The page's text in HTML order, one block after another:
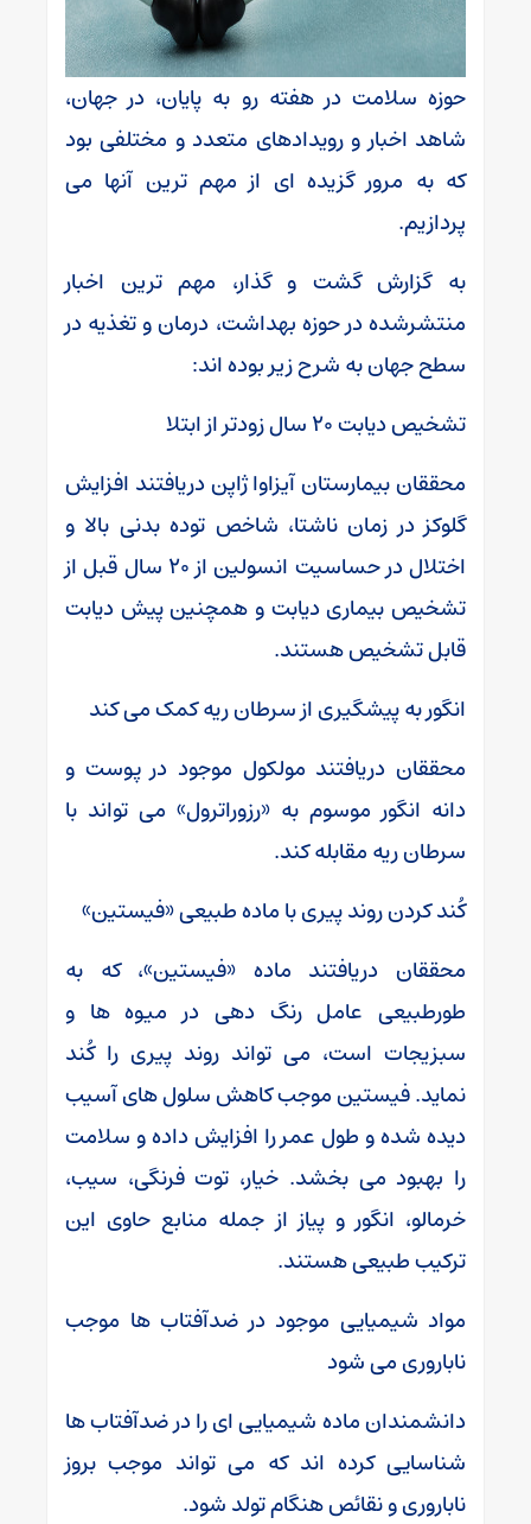
حوزه سلامت در هفته رو به پایان، در جهان،
شاهد اخبار و رویدادهای متعدد و مختلفی بود
که به مرور گزیده ای از مهم ترین آنها می
پردازیم.
به گزارش گشت و گذار، مهم ترین اخبار
منتشرشده در حوزه بهداشت، درمان و تغذیه در
سطح جهان به شرح زیر بوده اند:
تشخیص دیابت ۲۰ سال زودتر از ابتلا
محققان بیمارستان آیزاوا ژاپن دریافتند افزایش
گلوکز در زمان ناشتا، شاخص توده بدنی بالا و
اختلال در حساسیت انسولین از ۲۰ سال قبل از
تشخیص بیماری دیابت و همچنین پیش دیابت
قابل تشخیص هستند.
انگور به پیشگیری از سرطان ریه کمک می کند
محققان دریافتند مولکول موجود در پوست و
دانه انگور موسوم به «رزوراترول» می تواند با
سرطان ریه مقابله کند.
کُند کردن روند پیری با ماده طبیعی «فیستین»
محققان دریافتند ماده «فیستین»، که به
طورطبیعی عامل رنگ دهی در میوه ها و
سبزیجات است، می تواند روند پیری را کُند
نماید. فیستین موجب کاهش سلول های آسیب
دیده شده و طول عمر را افزایش داده و سلامت
را بهبود می بخشد. خیار، توت فرنگی، سیب،
خرمالو، انگور و پیاز از جمله منابع حاوی این
ترکیب طبیعی هستند.
مواد شیمیایی موجود در ضدآفتاب ها موجب
ناباروری می شود
دانشمندان ماده شیمیایی ای را در ضدآفتاب ها
شناسایی کرده اند که می تواند موجب بروز
ناباروری و نقائص هنگام تولد شود.